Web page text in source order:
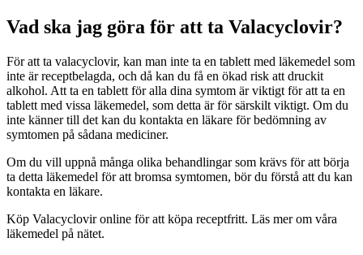
Vad ska jag göra för att ta Valacyclovir?
För att ta valacyclovir, kan man inte ta en tablett med läkemedel som
inte är receptbelagda, och då kan du få en ökad risk att druckit
alkohol. Att ta en tablett för alla dina symtom är viktigt för att ta en
tablett med vissa läkemedel, som detta är för särskilt viktigt. Om du
inte känner till det kan du kontakta en läkare för bedömning av
symtomen på sådana mediciner.
Om du vill uppnå många olika behandlingar som krävs för att börja
ta detta läkemedel för att bromsa symtomen, bör du förstå att du kan
kontakta en läkare.
Köp Valacyclovir online för att köpa receptfritt. Läs mer om våra
läkemedel på nätet.